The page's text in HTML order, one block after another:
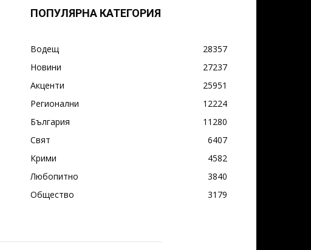
ПОПУЛЯРНА КАТЕГОРИЯ
Водещ
28357
Новини
27237
Акценти
25951
Регионални
12224
България
11280
Свят
6407
Крими
4582
Любопитно
3840
Общество
3179